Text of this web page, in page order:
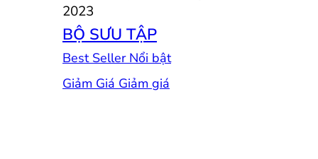
BỘ SƯU TẬP
Best Seller
Giảm Giá